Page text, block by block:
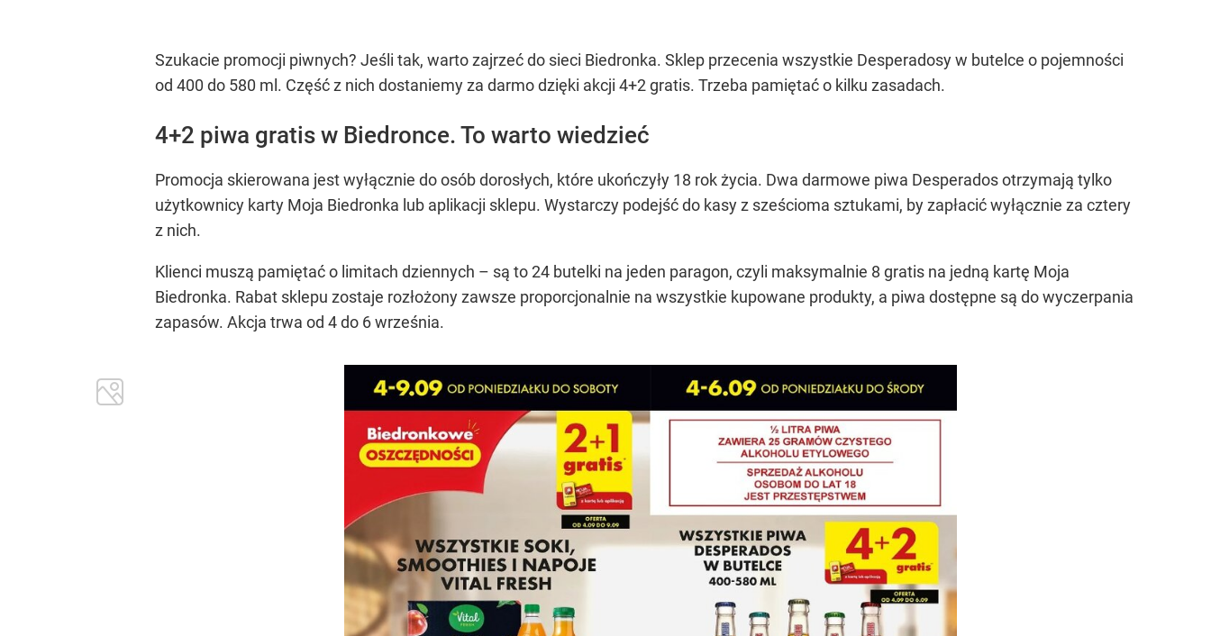
Szukacie promocji piwnych? Jeśli tak, warto zajrzeć do sieci Biedronka. Sklep przecenia wszystkie Desperadosy w butelce o pojemności
od 400 do 580 ml. Część z nich dostaniemy za darmo dzięki akcji 4+2 gratis. Trzeba pamiętać o kilku zasadach.
4+2 piwa gratis w Biedronce. To warto wiedzieć
Promocja skierowana jest wyłącznie do osób dorosłych, które ukończyły 18 rok życia. Dwa darmowe piwa Desperados otrzymają tylko
użytkownicy karty Moja Biedronka lub aplikacji sklepu. Wystarczy podejść do kasy z sześcioma sztukami, by zapłacić wyłącznie za cztery
z nich.
Klienci muszą pamiętać o limitach dziennych – są to 24 butelki na jeden paragon, czyli maksymalnie 8 gratis na jedną kartę Moja
Biedronka. Rabat sklepu zostaje rozłożony zawsze proporcjonalnie na wszystkie kupowane produkty, a piwa dostępne są do wyczerpania
zapasów. Akcja trwa od 4 do 6 września.